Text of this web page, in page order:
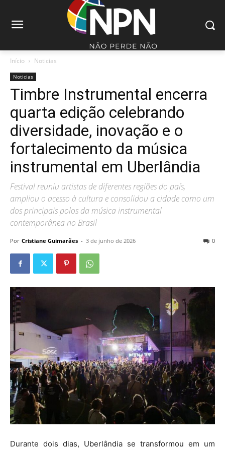
Início Noticias
Noticias
Timbre Instrumental encerra
quarta edição celebrando
diversidade, inovação e o
fortalecimento da música
instrumental em Uberlândia
Festival reuniu artistas de diferentes regiões do país,
ampliou o acesso à cultura e consolidou a cidade como um
dos principais polos da música instrumental
contemporânea no Brasil
Por Cristiane Guimarães - 3 de junho de 2026 0
Durante dois dias, Uberlândia se transformou em um